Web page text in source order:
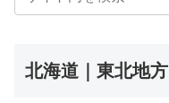
北海道｜東北地方